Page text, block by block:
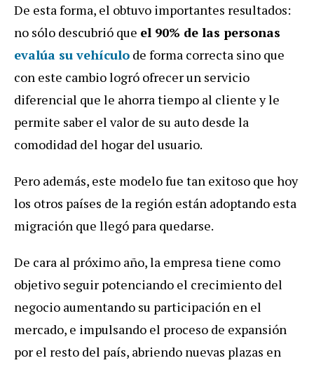
De esta forma, el obtuvo importantes resultados:
no sólo descubrió que el 90% de las personas
evalúa su vehículo de forma correcta sino que
con este cambio logró ofrecer un servicio
diferencial que le ahorra tiempo al cliente y le
permite saber el valor de su auto desde la
comodidad del hogar del usuario.
Pero además, este modelo fue tan exitoso que hoy
los otros países de la región están adoptando esta
migración que llegó para quedarse.
De cara al próximo año, la empresa tiene como
objetivo seguir potenciando el crecimiento del
negocio aumentando su participación en el
mercado, e impulsando el proceso de expansión
por el resto del país, abriendo nuevas plazas en